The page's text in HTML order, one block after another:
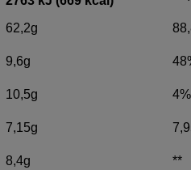
62,2g
9,6g
10,5g 4%
7,15g
8,4g **